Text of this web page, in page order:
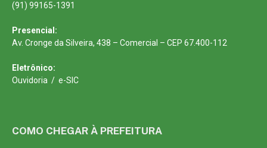
(91) 99165-1391
Presencial:
Av. Cronge da Silveira, 438 – Comercial – CEP 67.400-112
Eletrônico:
Ouvidoria / e-SIC
COMO CHEGAR À PREFEITURA